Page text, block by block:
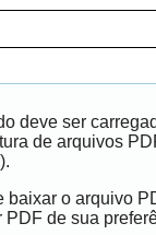
deve ser
de arquivos
).
baixar o arquivo
de sua